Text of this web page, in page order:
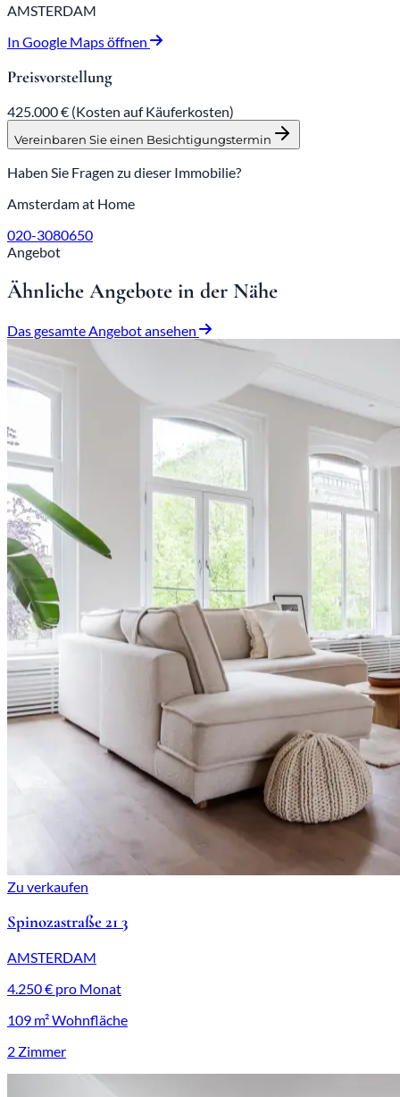
AMSTERDAM
In Google Maps öffnen
Preisvorstellung
425.000 € (Kosten auf Käuferkosten)
Vereinbaren Sie einen Besichtigungstermin
Haben Sie Fragen zu dieser Immobilie?
Amsterdam at Home
020-3080650
Angebot
Ähnliche Angebote in der Nähe
Das gesamte Angebot ansehen
Zu verkaufen
Spinozastraße 21 3
AMSTERDAM
4.250 € pro Monat
109 m² Wohnfläche
2 Zimmer